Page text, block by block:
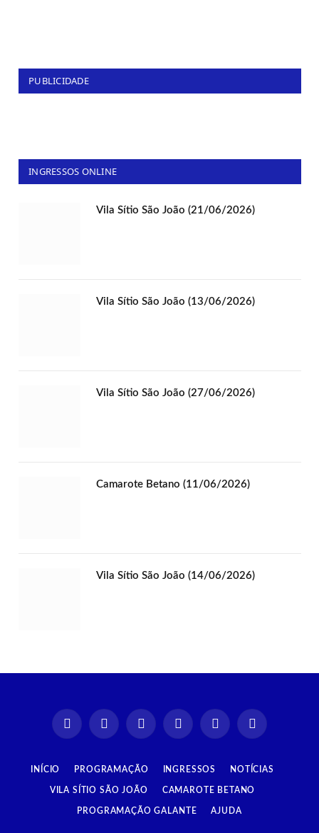
PUBLICIDADE
INGRESSOS ONLINE
Vila Sítio São João (21/06/2026)
Vila Sítio São João (13/06/2026)
Vila Sítio São João (27/06/2026)
Camarote Betano (11/06/2026)
Vila Sítio São João (14/06/2026)
InstagramFacebookTikTok
X
YouTube Spotify
INÍCIO PROGRAMAÇÃO INGRESSOS NOTÍCIAS
VILA SÍTIO SÃO JOÃO CAMAROTE BETANO
PROGRAMAÇÃO GALANTE AJUDA